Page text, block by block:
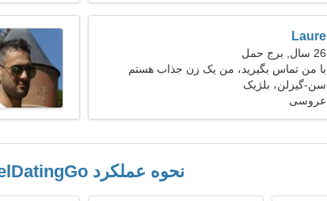
Laure
26 سال, برج حمل
با من تماس بگیرید، من یک زن جذاب هستم
سن-گیزلن، بلژیک
عروسی
نحوه عملکرد BelDatingGo